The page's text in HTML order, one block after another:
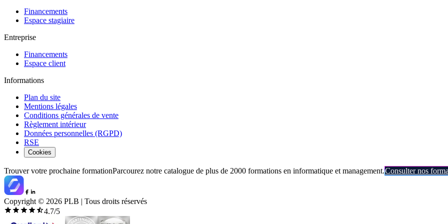
Financements
Espace stagiaire
Entreprise
Financements
Espace client
Informations
Plan du site
Mentions légales
Conditions générales de vente
Règlement intérieur
Données personnelles (RGPD)
RSE
Cookies
Trouver votre prochaine formationParcourez notre catalogue de plus de 2000 formations en informatique et management.Consulter nos
Copyright © 2026 PLB | Tous droits réservés
4.7/5